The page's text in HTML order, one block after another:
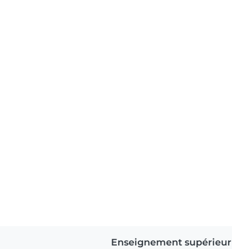
Enseignement supérieur